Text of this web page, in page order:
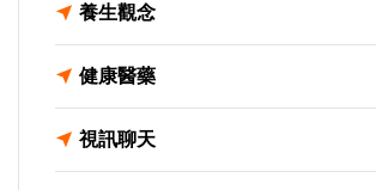
養生觀念
健康醫藥
視訊聊天